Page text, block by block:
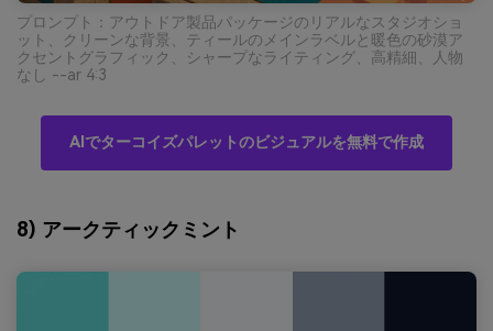
プロンプト：アウトドア製品パッケージのリアルなスタジオショ
ット、クリーンな背景、ティールのメインラベルと暖色の砂漠ア
クセントグラフィック、シャープなライティング、高精細、人物
なし --ar 4:3
AIでターコイズパレットのビジュアルを無料で作成
8) アークティックミント